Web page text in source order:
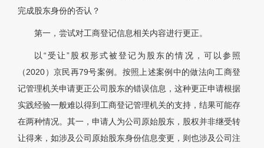
完成股东身份的否认？
第一，尝试对工商登记信息相关内容进行更正。
以“受让”股权形式被登记为股东的情况，可以参照
（2020）京民再79号案例。按照上述案例中的做法向工商登
记管理机关申请更正公司股东的错误信息，这种更正申请根据
实践经验一般难以得到工商登记管理机关的支持，结果可能存
在两种情况。其一，申请人为公司原始股东，股权并非继受转
让得来，如涉及公司原始股东身份信息变更，则也涉及公司注